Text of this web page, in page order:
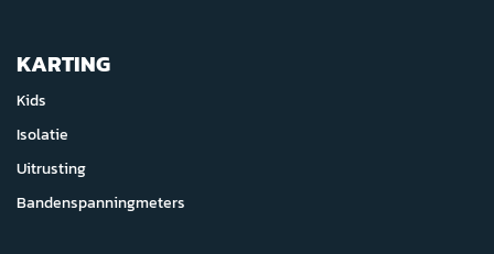
KARTING
Kids
Isolatie
Uitrusting
Bandenspanningmeters